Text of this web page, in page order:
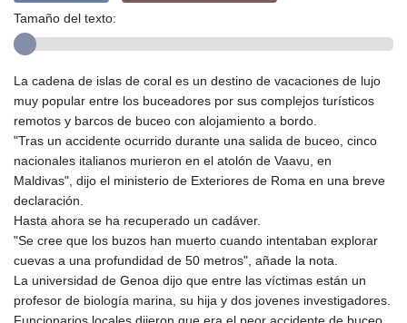
Tamaño del texto:
La cadena de islas de coral es un destino de vacaciones de lujo
muy popular entre los buceadores por sus complejos turísticos
remotos y barcos de buceo con alojamiento a bordo.
"Tras un accidente ocurrido durante una salida de buceo, cinco
nacionales italianos murieron en el atolón de Vaavu, en
Maldivas", dijo el ministerio de Exteriores de Roma en una breve
declaración.
Hasta ahora se ha recuperado un cadáver.
"Se cree que los buzos han muerto cuando intentaban explorar
cuevas a una profundidad de 50 metros", añade la nota.
La universidad de Genoa dijo que entre las víctimas están un
profesor de biología marina, su hija y dos jovenes investigadores.